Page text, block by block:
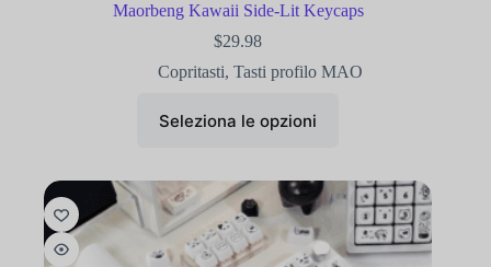
Maorbeng Kawaii Side-Lit Keycaps
$29.98
Copritasti, Tasti profilo MAO
Seleziona le opzioni